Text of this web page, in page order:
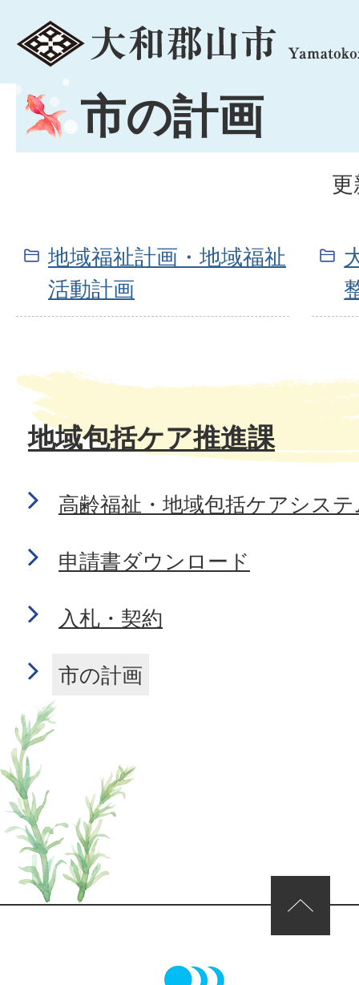
menu
市の計画
地域福祉計画・地域福祉
活動計画
地域包括ケア推進課
高齢福祉・地域包括ケアシス
申請書ダウンロード
入札・契約
市の計画
ページの先頭へ